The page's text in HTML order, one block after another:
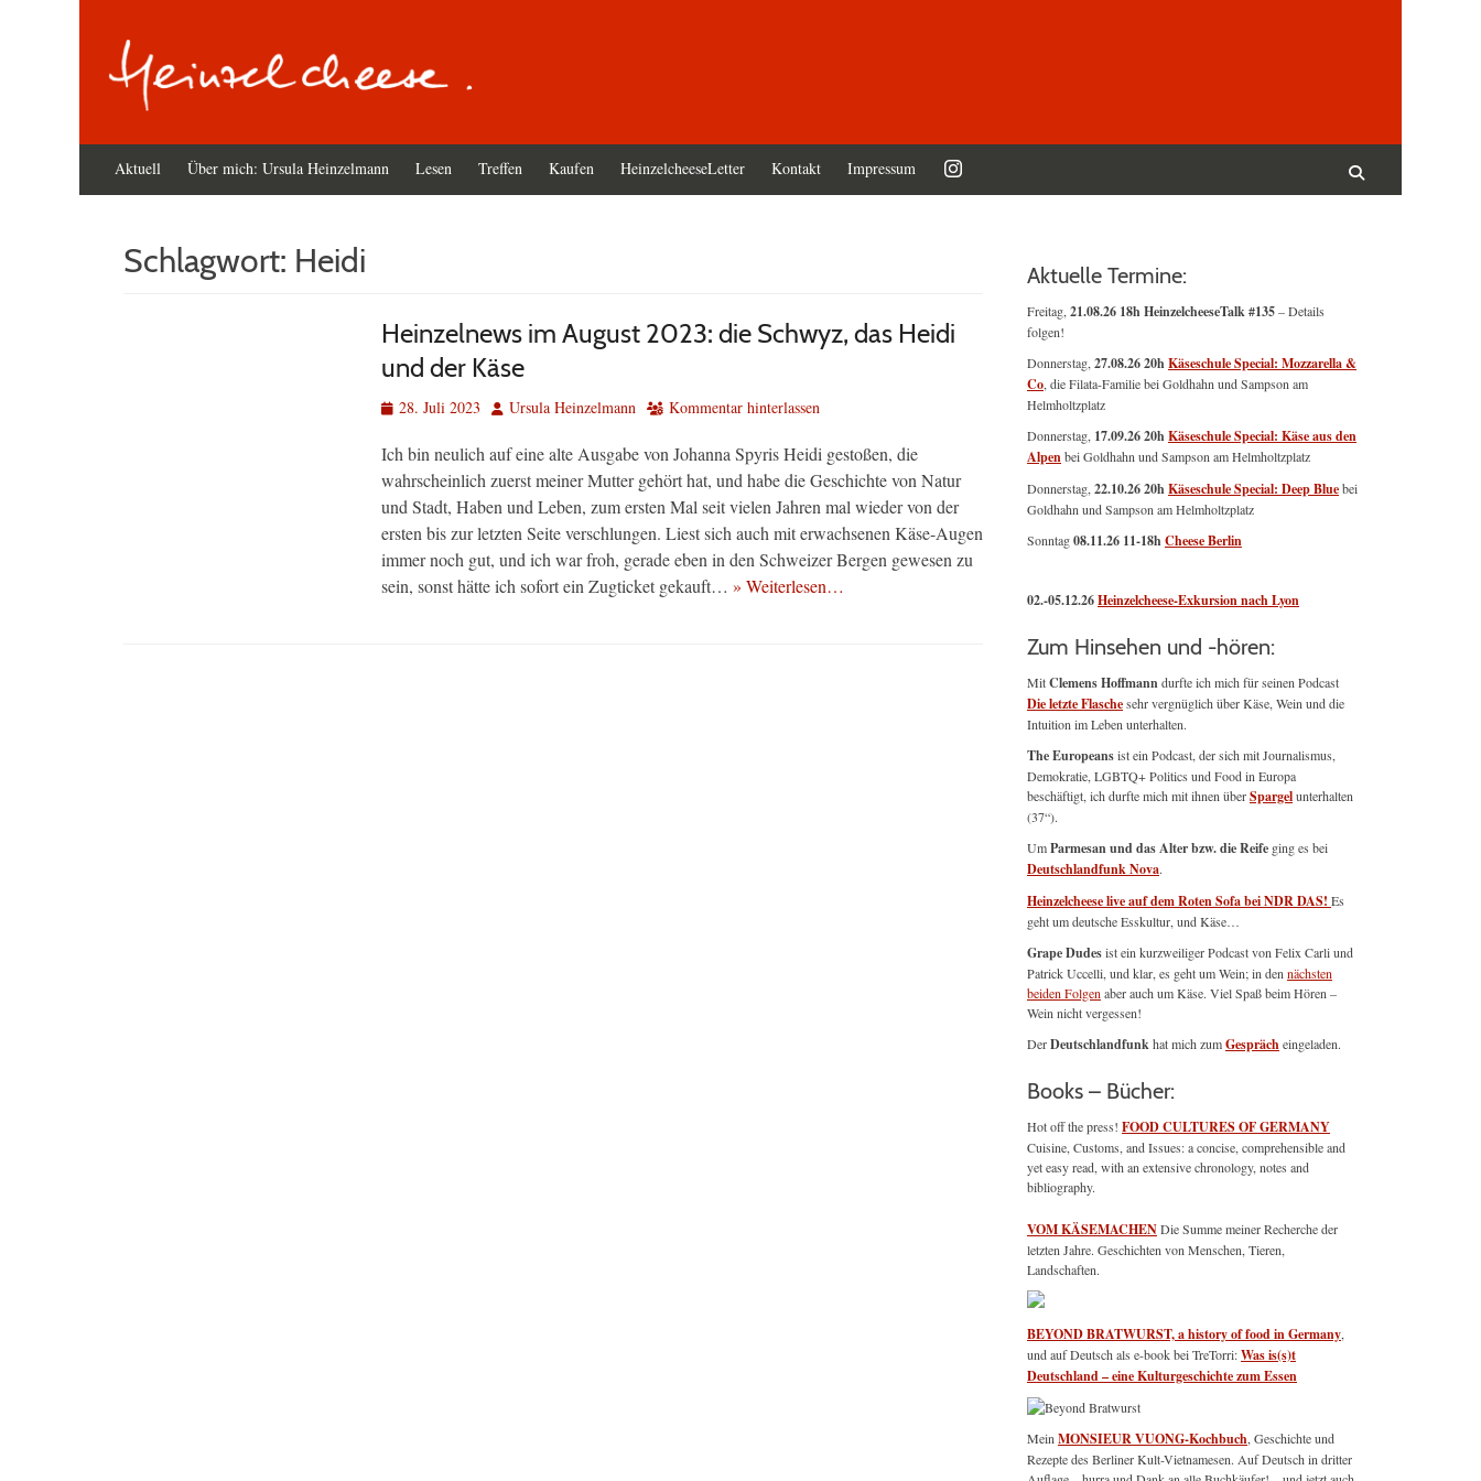
Primäres
Menü
Aktuell Über mich: Ursula Heinzelmann Lesen Treffen Kaufen HeinzelcheeseLetter Kontakt Impressum
Schlagwort: Heidi
Heinzelnews im August 2023: die Schwyz, das Heidi
und der Käse
Veröffentlicht
28. Juli 2023 AutorUrsula Heinzelmann Kommentar hinterlassen
Ich bin neulich auf eine alte Ausgabe von Johanna Spyris Heidi gestoßen, die
wahrscheinlich zuerst meiner Mutter gehört hat, und habe die Geschichte von Natur
und Stadt, Haben und Leben, zum ersten Mal seit vielen Jahren mal wieder von der
ersten bis zur letzten Seite verschlungen. Liest sich auch mit erwachsenen Käse-Augen
immer noch gut, und ich war froh, gerade eben in den Schweizer Bergen gewesen zu
sein, sonst hätte ich sofort ein Zugticket gekauft… » Weiterlesen…
Aktuelle Termine:
Freitag, 21.08.26 18h HeinzelcheeseTalk #135– Details
folgen!
Donnerstag, 27.08.26 20hKäseschule Special: Mozzarella &
Co , die Filata-Familie bei Goldhahn und Sampson am
Helmholtzplatz
Donnerstag, 17.09.26 20hKäseschule Special: Käse aus den
Alpenbei Goldhahn und Sampson am Helmholtzplatz
Donnerstag, 22.10.26 20hKäseschule Special: Deep Bluebei
Goldhahn und Sampson am Helmholtzplatz
Sonntag08.11.26 11-18hCheese Berlin
02.-05.12.26Heinzelcheese-Exkursion nach Lyon
Zum Hinsehen und -hören:
MitClemens Hoffmanndurfte ich mich für seinen Podcast
Die letzte Flaschesehr vergnüglich über Käse, Wein und die
Intuition im Leben unterhalten.
The Europeansist ein Podcast, der sich mit Journalismus,
Demokratie, LGBTQ+ Politics und Food in Europa
beschäftigt, ich durfte mich mit ihnen überSpargelunterhalten
(37“).
UmParmesan und das Alter bzw. die Reife ging es bei
Deutschlandfunk Nova.
Heinzelcheese live auf dem Roten Sofa bei NDR DAS! Es
geht um deutsche Esskultur, und Käse…
Grape Dudesist ein kurzweiliger Podcast von Felix Carli und
Patrick Uccelli, und klar, es geht um Wein; in den nächsten
beiden Folgen aber auch um Käse. Viel Spaß beim Hören –
Wein nicht vergessen!
DerDeutschlandfunkhat mich zumGesprächeingeladen.
Books – Bücher:
Hot off the press! FOOD CULTURES OF GERMANY
Cuisine, Customs, and Issues: a concise, comprehensible and
yet easy read, with an extensive chronology, notes and
bibliography.
VOM KÄSEMACHENDie Summe meiner Recherche der
letzten Jahre. Geschichten von Menschen, Tieren,
Landschaften.
BEYOND BRATWURST, a history of food in Germany
und auf Deutsch als e-book bei TreTorri:Was is(s)t
Deutschland – eine Kulturgeschichte zum Essen
Mein MONSIEUR VUONG-Kochbuch , Geschichte und
Rezepte des Berliner Kult-Vietnamesen. Auf Deutsch in dritter